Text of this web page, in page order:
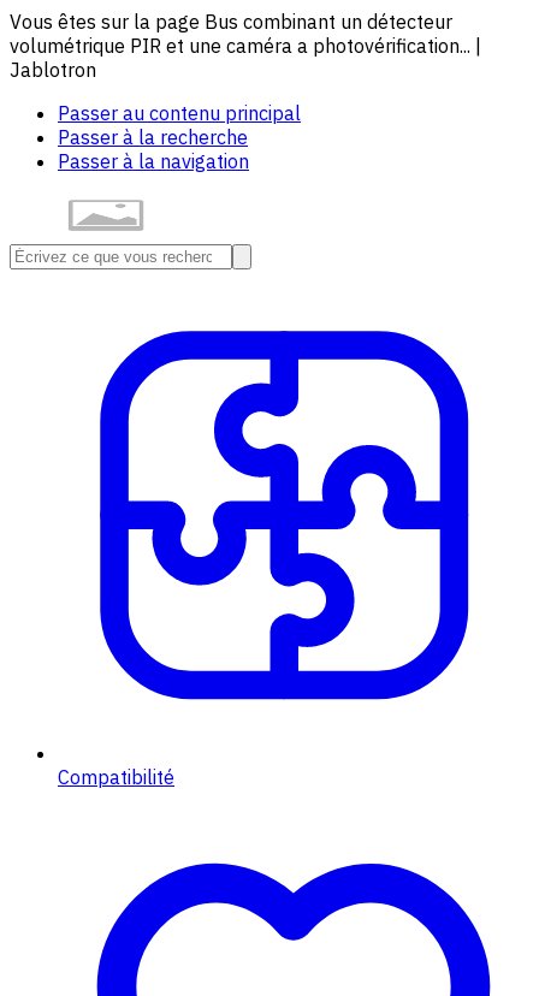
Vous êtes sur la page Bus combinant un détecteur
volumétrique PIR et une caméra a photovérification... |
Jablotron
Passer au contenu principal
Passer à la recherche
Passer à la navigation
Compatibilité